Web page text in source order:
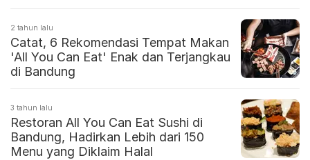
2 tahun lalu
Catat, 6 Rekomendasi Tempat Makan
'All You Can Eat' Enak dan Terjangkau
di Bandung
3 tahun lalu
Restoran All You Can Eat Sushi di
Bandung, Hadirkan Lebih dari 150
Menu yang Diklaim Halal